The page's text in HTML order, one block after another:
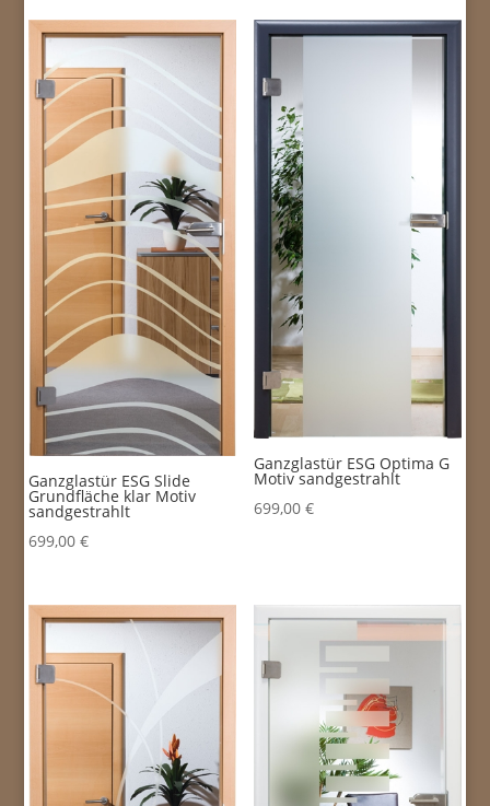
Ganzglastür ESG Slide
Grundfläche klar Motiv
sandgestrahlt
699,00€
Ganzglastür ESG Optima G
Motiv sandgestrahlt
699,00 €